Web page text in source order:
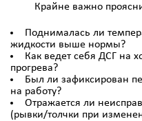
Крайне важно
Поднималась ли
жидкости выше нормы?
Как ведет себя ДСГ на
прогрева?
Был ли зафиксирован
на работу?
Отражается ли
(рывки/толчки при